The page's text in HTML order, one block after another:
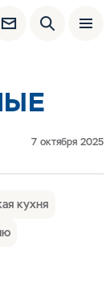
7 октября 2025
кухня